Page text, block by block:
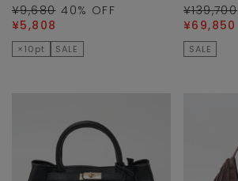
¥9,680 40% OFF
¥5,808
×10pt SALE
¥139,700
¥69,850
SALE